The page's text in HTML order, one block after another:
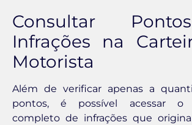
Consultar
Infrações na
Motorista
Além de verificar apenas a
pontos, é possível acessar o
completo de infrações que